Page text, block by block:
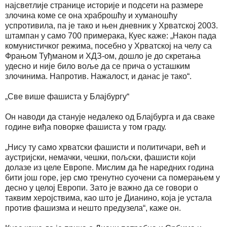
најсветлије странице историје и подсети на размере
злочина коме се она храброшћу и хуманошћу
успротивила, па је тако и њен дневник у Хрватској 2003.
штампан у само 700 примерака, Куес каже: „Након пада
комунистичког режима, посебно у Хрватској на челу са
Фрањом Туђманом и ХДЗ-ом, дошло је до скретања
удесно и није било воље да се прича о усташким
злочинима. Напротив. Нажалост, и данас је тако“.
„Све више фашиста у Блајбургу“
Он наводи да станује недалеко од Блајбурга и да сваке
године виђа поворке фашиста у том граду.
„Нису ту само хрватски фашисти и политичари, већ и
аустријски, немачки, чешки, пољски, фашисти који
долазе из целе Европе. Мислим да ће наредних година
бити још горе, јер смо тренутно суочени са померањем у
десно у целој Европи. Зато је важно да се говори о
таквим херојствима, као што је Дианино, која је устала
против фашизма и нешто предузела“, каже он.